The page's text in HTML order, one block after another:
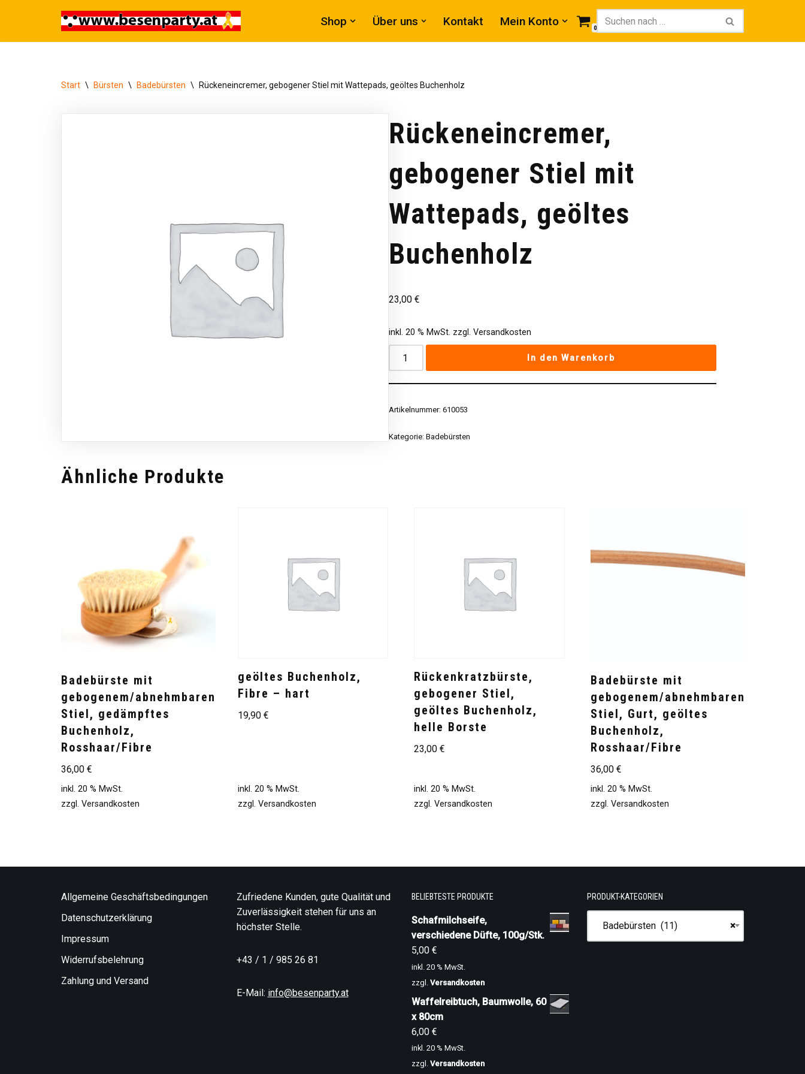
Shop Über uns Kontakt Mein Konto 0
Start \ Bürsten \ Badebürsten \ Rückeneincremer, gebogener Stiel mit Wattepads, geöltes Buchenholz
Rückeneincremer,
gebogener Stiel mit
Wattepads, geöltes
Buchenholz
23,00€
inkl. 20 % MwSt. zzgl.Versandkosten
In den Warenkorb
Artikelnummer:610053
Kategorie:Badebürsten
Ähnliche Produkte
Badebürste mit
gebogenem/abnehmbaren
Stiel, gedämpftes
Buchenholz,
Rosshaar/Fibre
36,00 €
inkl. 20 % MwSt.
zzgl. Versandkosten
geöltes Buchenholz,
Fibre – hart
19,90 €
inkl. 20 % MwSt.
zzgl. Versandkosten
Rückenkratzbürste,
gebogener Stiel,
geöltes Buchenholz,
helle Borste
23,00€
inkl. 20 % MwSt.
zzgl.Versandkosten
Badebürste mit
gebogenem/abnehmbaren
Stiel, Gurt, geöltes
Buchenholz,
Rosshaar/Fibre
36,00€
inkl. 20 % MwSt.
zzgl.Versandkosten
Allgemeine Geschäftsbedingungen
Datenschutzerklärung
Impressum
Widerrufsbelehrung
Zahlung und Versand
Zufriedene Kunden, gute Qualität und
Zuverlässigkeit stehen für uns an
höchster Stelle.
+43 / 1 / 985 26 81
E-Mail: info@besenparty.at
BELIEBTESTE PRODUKTE
Schafmilchseife,
verschiedene Düfte, 100g/Stk.
5,00 €
inkl. 20 % MwSt.
zzgl. Versandkosten
Waffelreibtuch, Baumwolle, 60
x 80cm
6,00 €
inkl. 20 % MwSt.
zzgl. Versandkosten
PRODUKT-KATEGORIEN
×
Badebürsten (11)